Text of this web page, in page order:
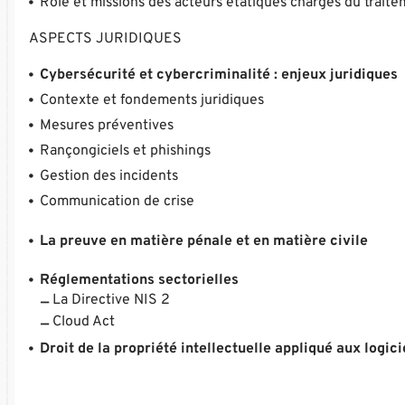
ASPECTS JURIDIQUES
Cybersécurité et cybercriminalité : enjeux juridiques
Contexte et fondements juridiques
Mesures préventives
Rançongiciels et phishings
Gestion des incidents
Communication de crise
La preuve en matière pénale et en matière civile
Réglementations sectorielles
La Directive NIS 2
Cloud Act
Droit de la propriété intellectuelle appliqué aux